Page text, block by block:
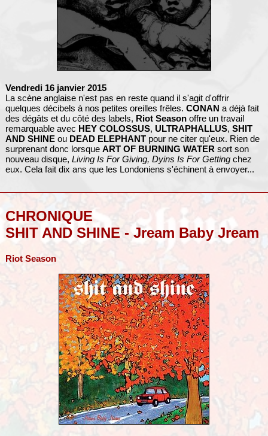
Vendredi 16 janvier 2015
La scène anglaise n'est pas en reste quand il s'agit d'offrir
quelques décibels à nos petites oreilles frêles. CONAN a déjà fait
des dégâts et du côté des labels, Riot Seasonoffre un travail
remarquable avec HEY COLOSSUS, ULTRAPHALLUS, SHIT
AND SHINEou DEAD ELEPHANTpour ne citer qu'eux. Rien de
surprenant donc lorsque ART OF BURNING WATER sort son
nouveau disque, Living Is For Giving, Dyins Is For Gettingchez
eux. Cela fait dix ans que les Londoniens s'échinent à envoyer...
CHRONIQUE
SHIT AND SHINE - Jream Baby Jream
Riot Season